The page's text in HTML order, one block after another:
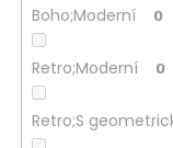
Boho;Moderní 0
Retro;Moderní 0
Retro;S